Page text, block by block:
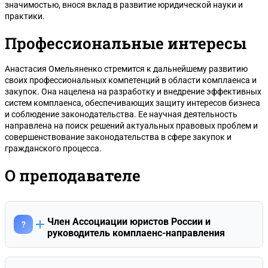
значимостью, внося вклад в развитие юридической науки и
практики.
Профессиональные интересы
Анастасия Омельяненко стремится к дальнейшему развитию
своих профессиональных компетенций в области комплаенса и
закупок. Она нацелена на разработку и внедрение эффективных
систем комплаенса, обеспечивающих защиту интересов бизнеса
и соблюдение законодательства. Ее научная деятельность
направлена на поиск решений актуальных правовых проблем и
совершенствование законодательства в сфере закупок и
гражданского процесса.
О преподавателе
?
Член Ассоциации юристов России и
руководитель комплаенс-направления